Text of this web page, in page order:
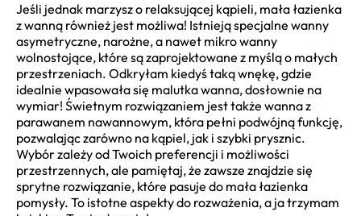
Jeśli jednak marzysz o relaksującej kąpieli, mała łazienka
z wanną również jest możliwa! Istnieją specjalne wanny
asymetryczne, narożne, a nawet mikro wanny
wolnostojące, które są zaprojektowane z myślą o małych
przestrzeniach. Odkryłam kiedyś taką wnękę, gdzie
idealnie wpasowała się malutka wanna, dosłownie na
wymiar! Świetnym rozwiązaniem jest także wanna z
parawanem nawannowym, która pełni podwójną funkcję,
pozwalając zarówno na kąpiel, jak i szybki prysznic.
Wybór zależy od Twoich preferencji i możliwości
przestrzennych, ale pamiętaj, że zawsze znajdzie się
sprytne rozwiązanie, które pasuje do mała łazienka
pomysły. To istotne aspekty do rozważenia, a ja trzymam